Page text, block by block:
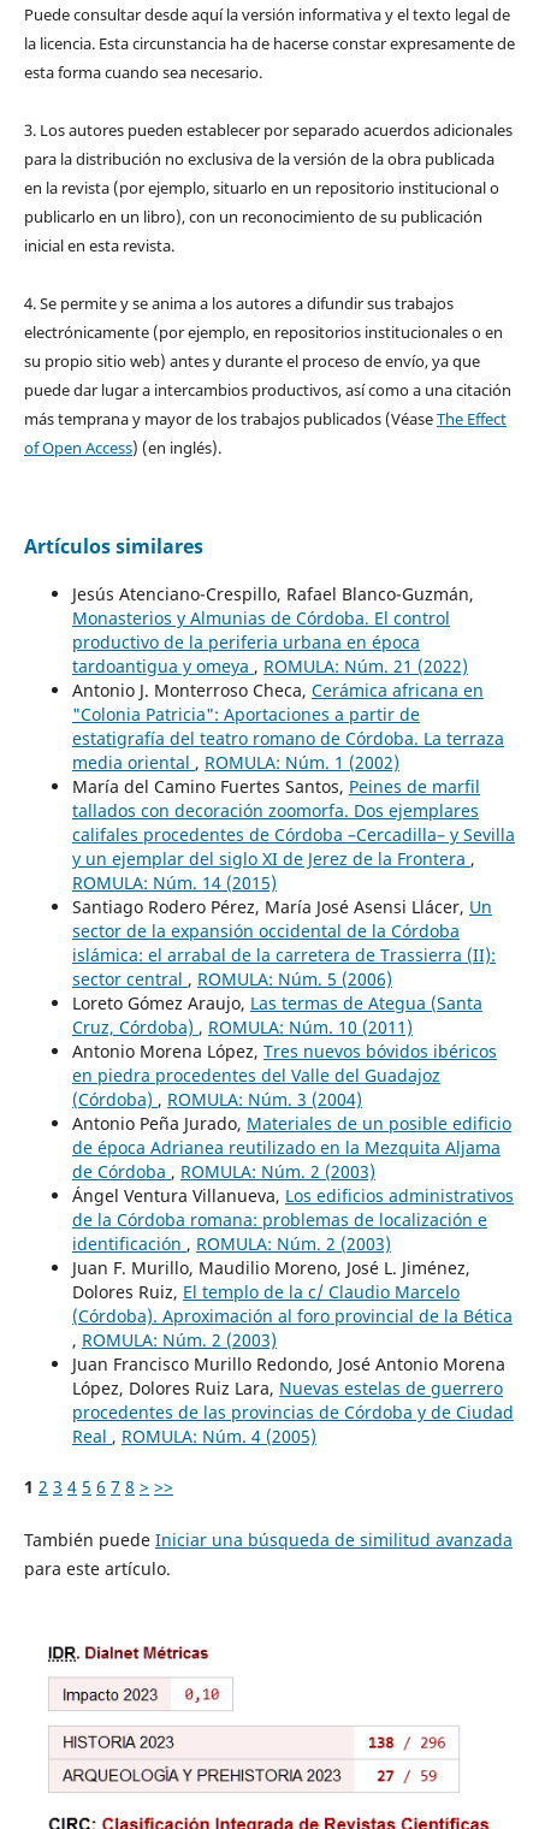
Puede consultar desde aquí la versión informativa y el texto legal de
la licencia. Esta circunstancia ha de hacerse constar expresamente de
esta forma cuando sea necesario.
3. Los autores pueden establecer por separado acuerdos adicionales
para la distribución no exclusiva de la versión de la obra publicada
en la revista (por ejemplo, situarlo en un repositorio institucional o
publicarlo en un libro), con un reconocimiento de su publicación
inicial en esta revista.
4. Se permite y se anima a los autores a difundir sus trabajos
electrónicamente (por ejemplo, en repositorios institucionales o en
su propio sitio web) antes y durante el proceso de envío, ya que
puede dar lugar a intercambios productivos, así como a una citación
más temprana y mayor de los trabajos publicados (VéaseThe Effect
of Open Access) (en inglés).
Artículos similares
Jesús Atenciano-Crespillo, Rafael Blanco-Guzmán,
Monasterios y Almunias de Córdoba. El control
productivo de la periferia urbana en época
tardoantigua y omeya , ROMULA: Núm. 21 (2022)
Antonio J. Monterroso Checa, Cerámica africana en
"Colonia Patricia": Aportaciones a partir de
estatigrafía del teatro romano de Córdoba. La terraza
media oriental , ROMULA: Núm. 1 (2002)
María del Camino Fuertes Santos, Peines de marfil
tallados con decoración zoomorfa. Dos ejemplares
califales procedentes de Córdoba –Cercadilla– y Sevilla
y un ejemplar del siglo XI de Jerez de la Frontera ,
ROMULA: Núm. 14 (2015)
Santiago Rodero Pérez, María José Asensi Llácer, Un
sector de la expansión occidental de la Córdoba
islámica: el arrabal de la carretera de Trassierra (II):
sector central , ROMULA: Núm. 5 (2006)
Loreto Gómez Araujo, Las termas de Ategua (Santa
Cruz, Córdoba) , ROMULA: Núm. 10 (2011)
Antonio Morena López, Tres nuevos bóvidos ibéricos
en piedra procedentes del Valle del Guadajoz
(Córdoba) , ROMULA: Núm. 3 (2004)
Antonio Peña Jurado, Materiales de un posible edificio
de época Adrianea reutilizado en la Mezquita Aljama
de Córdoba , ROMULA: Núm. 2 (2003)
Ángel Ventura Villanueva, Los edificios administrativos
de la Córdoba romana: problemas de localización e
identificación , ROMULA: Núm. 2 (2003)
Juan F. Murillo, Maudilio Moreno, José L. Jiménez,
Dolores Ruiz, El templo de la c/ Claudio Marcelo
(Córdoba). Aproximación al foro provincial de la Bética
, ROMULA: Núm. 2 (2003)
Juan Francisco Murillo Redondo, José Antonio Morena
López, Dolores Ruiz Lara, Nuevas estelas de guerrero
procedentes de las provincias de Córdoba y de Ciudad
Real , ROMULA: Núm. 4 (2005)
1 2 3 4 5 6 7 8 > >>
También puede Iniciar una búsqueda de similitud avanzada
para este artículo.